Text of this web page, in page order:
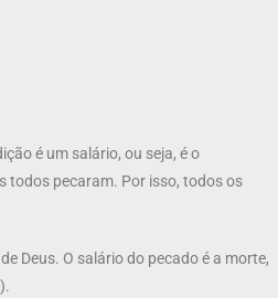
é um salário, ou seja, é o
todos pecaram. Por isso, todos os
Deus. O salário do pecado é a morte,